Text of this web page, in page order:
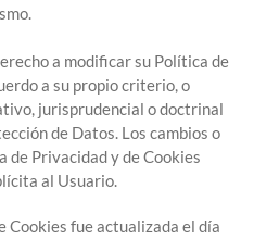
a modificar su Política de
a su propio criterio, o
jurisprudencial o doctrinal
de Datos. Los cambios o
de Privacidad y de Cookies
al Usuario.
Cookies fue actualizada el día